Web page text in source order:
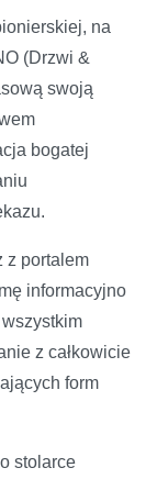
na
(Drzwi &
swoją
bogatej
z portalem
informacyjno
z całkowicie
form
stolarce